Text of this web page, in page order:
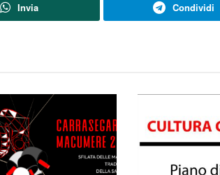
Invia Condividi